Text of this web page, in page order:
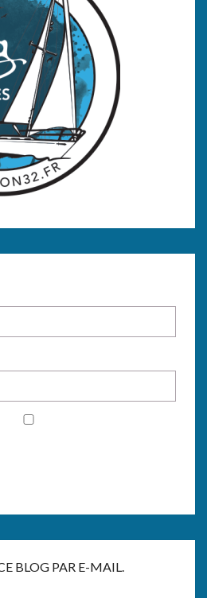
BLOG PAR E-MAIL.